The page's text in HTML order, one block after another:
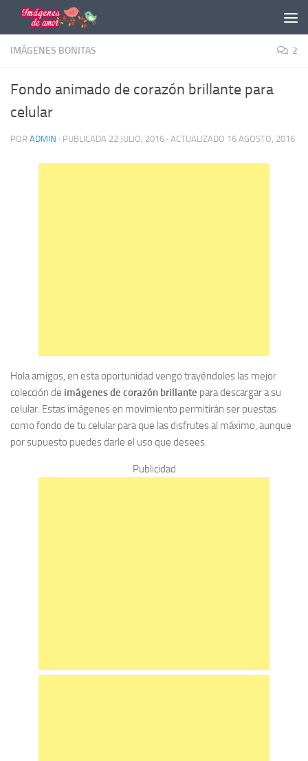
Saltar al contenido
IMÁGENES BONITAS 2
Fondo animado de corazón brillante para
celular
POR ADMIN · PUBLICADA 22 JULIO, 2016 · ACTUALIZADO 16 AGOSTO, 2016
Hola amigos, en esta oportunidad vengo trayéndoles las mejor
colección de imágenes de corazón brillante para descargar a su
celular. Estas imágenes en movimiento permitirán ser puestas
como fondo de tu celular para que las disfrutes al máximo, aunque
por supuesto puedes darle el uso que desees.
Publicidad